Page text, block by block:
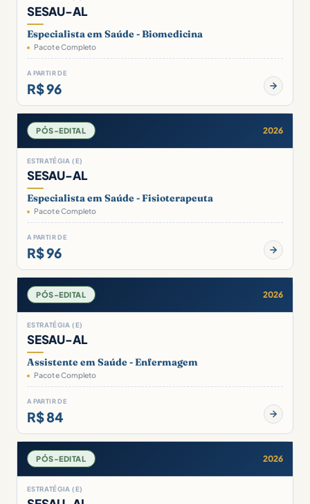
SESAU-AL
Especialista em Saúde - Biomedicina
Pacote Completo
A PARTIR DE
R$ 96
PÓS-EDITAL 2026
ESTRATÉGIA (E)
SESAU-AL
Especialista em Saúde - Fisioterapeuta
Pacote Completo
A PARTIR DE
R$ 96
PÓS-EDITAL 2026
ESTRATÉGIA (E)
SESAU-AL
Assistente em Saúde - Enfermagem
Pacote Completo
A PARTIR DE
R$ 84
PÓS-EDITAL 2026
ESTRATÉGIA (E)